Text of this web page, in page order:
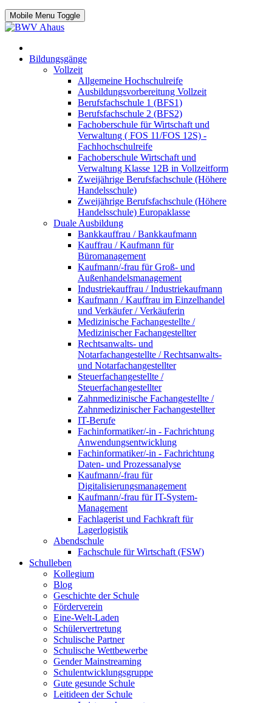
Mobile Menu Toggle
Bildungsgänge
Vollzeit
Allgemeine Hochschulreife
Ausbildungsvorbereitung Vollzeit
Berufsfachschule 1 (BFS1)
Berufsfachschule 2 (BFS2)
Fachoberschule für Wirtschaft und
Verwaltung ( FOS 11/FOS 12S) -
Fachhochschulreife
Fachoberschule Wirtschaft und
Verwaltung Klasse 12B in Vollzeitform
Zweijährige Berufsfachschule (Höhere
Handelsschule)
Zweijährige Berufsfachschule (Höhere
Handelsschule) Europaklasse
Duale Ausbildung
Bankkauffrau / Bankkaufmann
Kauffrau / Kaufmann für
Büromanagement
Kaufmann/-frau für Groß- und
Außenhandelsmanagement
Industriekauffrau / Industriekaufmann
Kaufmann / Kauffrau im Einzelhandel
und Verkäufer / Verkäuferin
Medizinische Fachangestellte /
Medizinischer Fachangestellter
Rechtsanwalts- und
Notarfachangestellte / Rechtsanwalts-
und Notarfachangestellter
Steuerfachangestellte /
Steuerfachangestellter
Zahnmedizinische Fachangestellte /
Zahnmedizinischer Fachangestellter
IT-Berufe
Fachinformatiker/-in - Fachrichtung
Anwendungsentwicklung
Fachinformatiker/-in - Fachrichtung
Daten- und Prozessanalyse
Kaufmann/-frau für
Digitalisierungsmanagement
Kaufmann/-frau für IT-System-
Management
Fachlagerist und Fachkraft für
Lagerlogistik
Abendschule
Fachschule für Wirtschaft (FSW)
Schulleben
Kollegium
Blog
Geschichte der Schule
Förderverein
Eine-Welt-Laden
Schülervertretung
Schulische Partner
Schulische Wettbewerbe
Gender Mainstreaming
Schulentwicklungsgruppe
Gute gesunde Schule
Leitideen der Schule